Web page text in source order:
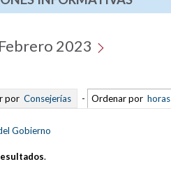
2023
por Consejerías - Ordenar por horas
Gobierno
.